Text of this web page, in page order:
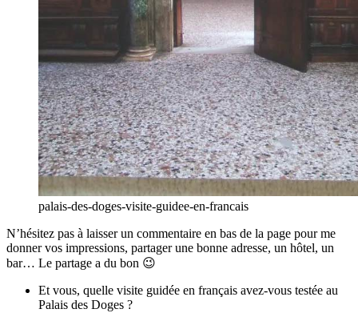
palais-des-doges-visite-guidee-en-francais
N’hésitez pas à laisser un commentaire en bas de la page pour me
donner vos impressions, partager une bonne adresse, un hôtel, un
bar… Le partage a du bon 😉
Et vous, quelle visite guidée en français avez-vous testée au
Palais des Doges ?